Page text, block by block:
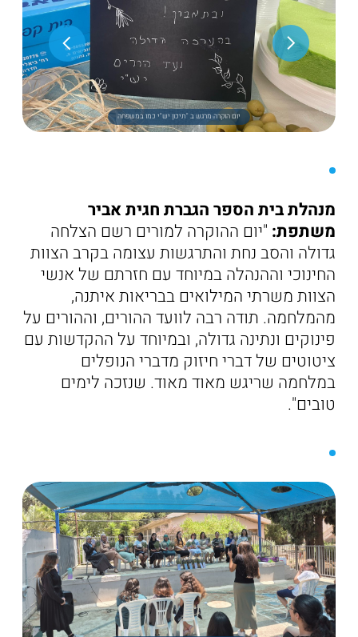
יום הוקרה מרגש ב "תיכון יש"י כמו במשפחה
מנהלת בית הספר הגברת חגית אביר
משתפת: "יום ההוקרה למורים רשם הצלחה
גדולה והסב נחת והתרגשות עצומה בקרב הצוות
החינוכי וההנהלה במיוחד עם חזרתם של אנשי
הצוות משרתי המילואים בבריאות איתנה,
מהמלחמה. תודה רבה לוועד ההורים, וההורים על
פינוקים ונתינה גדולה, ובמיוחד על ההקדשות עם
ציטוטים של דברי חיזוק מדברי הנופלים
במלחמה שריגש מאוד מאוד. שנזכה לימים
טובים".